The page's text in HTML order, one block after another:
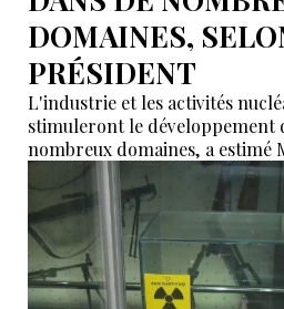
DOMAINES,
PRÉSIDENT
L'industrie et les activités
stimuleront le développement
nombreux domaines, a estimé
vice-président et chef de
l'énergie atomique (AEOI).